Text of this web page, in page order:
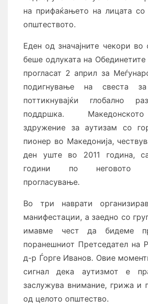
на прифаќањето на лицата со
општеството.
Еден од значајните чекори во
беше одлуката на Обединетите
прогласат 2 април за
подигнување на свеста за
поттикнувајќи глобално
поддршка.
здружение за аутизам со
пионер во Македонија,
ден уште во 2011 година,
години по неговото
прогласување.
Во три наврати
манифестации, а заедно со
имавме чест да бидеме
поранешниот Претседател на
д-р Ѓорге Иванов. Овие
сигнал дека аутизмот е
заслужува внимание, грижа и
од целото општество.